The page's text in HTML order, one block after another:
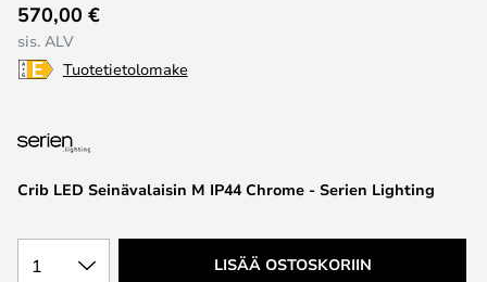
to
the
beginning
the
gallery
Crib LED Seinävalaisin M IP44 Chrome - Serien Lighting
570,00 €
sis. ALV
Tuotetietolomake
1 LISÄÄ OSTOSKORIIN